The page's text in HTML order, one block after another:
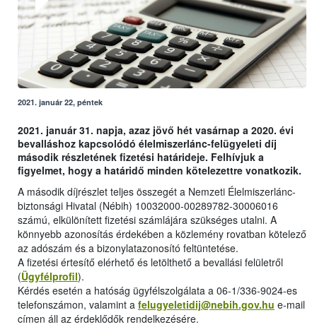
2021. január 22, péntek
2021. január 31. napja, azaz jövő hét vasárnap a 2020. évi
bevalláshoz kapcsolódó élelmiszerlánc-felügyeleti díj
második részletének fizetési határideje. Felhívjuk a
figyelmet, hogy a határidő minden kötelezettre vonatkozik.
A második díjrészlet teljes összegét a Nemzeti Élelmiszerlánc-
biztonsági Hivatal (Nébih) 10032000-00289782-30006016
számú, elkülönített fizetési számlájára szükséges utalni. A
könnyebb azonosítás érdekében a közlemény rovatban kötelező
az adószám és a bizonylatazonosító feltüntetése.
A fizetési értesítő elérhető és letölthető a bevallási felületről
(Ügyfélprofil).
Kérdés esetén a hatóság ügyfélszolgálata a 06-1/336-9024-es
telefonszámon, valamint a felugyeletidij@nebih.gov.hu e-mail
címen áll az érdeklődők rendelkezésére.